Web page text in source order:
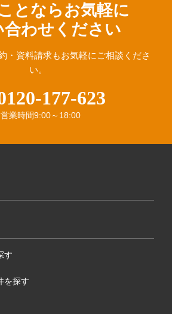
とならお気軽に
合わせください
・資料請求もお気軽にご相談くださ
い。
177-623
営業時間9:00～18:00
す
を探す